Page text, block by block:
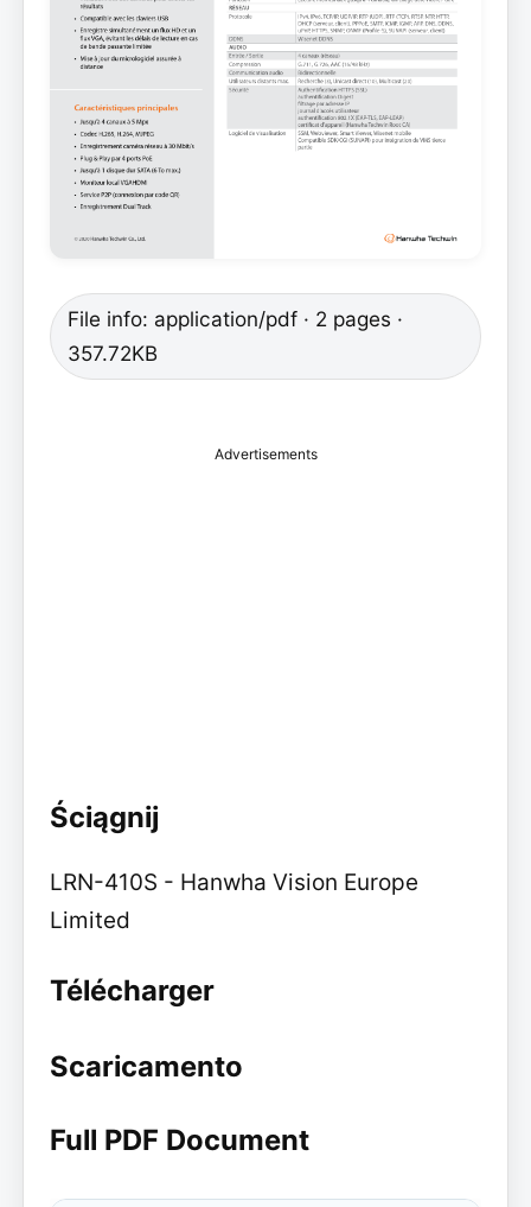
File info: application/pdf · 2 pages ·
357.72KB
Advertisements
Ściągnij
LRN-410S - Hanwha Vision Europe
Limited
Télécharger
Scaricamento
Full PDF Document